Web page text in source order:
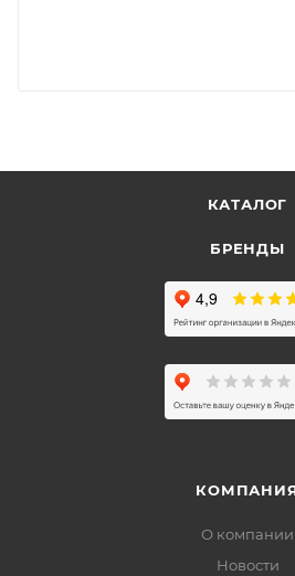
КАТАЛОГ
БРЕНДЫ
О компании
Новости